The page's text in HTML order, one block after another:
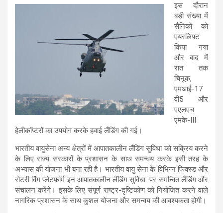
इस दौरान
बड़ी संख्या में
सैनिकों को
एयरलिफ्ट
किया गया
और बाद में
रात तक
चिनूक,
एमआई-17
वी5 और
एएलएच
एमके-III
हेलीकॉप्टरों का उपयोग करके हवाई लैंडिंग की गई।
भारतीय वायुसेना अन्य क्षेत्रों में आपातकालीन लैंडिंग सुविधा को सक्रिय करने
के लिए राज्य सरकारों के प्रशासन के साथ समन्वय करके इसी तरह के
अभ्यास की योजना भी बना रही है। भारतीय वायु सेना के विभिन्न फिक्स्ड और
रोटरी विंग प्लेटफ़ॉर्म इन आपातकालीन लैंडिंग सुविधा पर समन्वित लैंडिंग और
संचालन करेंगे। इसके लिए संपूर्ण राष्ट्र-दृष्टिकोण को नियोजित करने वाले
नागरिक प्रशासन के साथ कुशल योजना और समन्वय की आवश्यकता होगी।